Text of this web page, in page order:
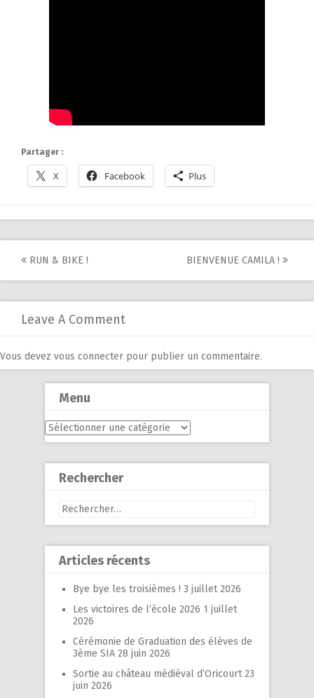
Partager :
X Facebook Plus
Post
navigation
RUN & BIKE ! BIENVENUE CAMILA !
Leave A Comment
Vous devez vous connecter pour publier un commentaire.
Menu
Menu
Rechercher
Rechercher :
Articles récents
Bye bye les troisièmes ! 3 juillet 2026
Les victoires de l’école 2026 1 juillet
2026
Cérémonie de Graduation des élèves de
3ème SIA 28 juin 2026
Sortie au château médiéval d’Oricourt 23
juin 2026